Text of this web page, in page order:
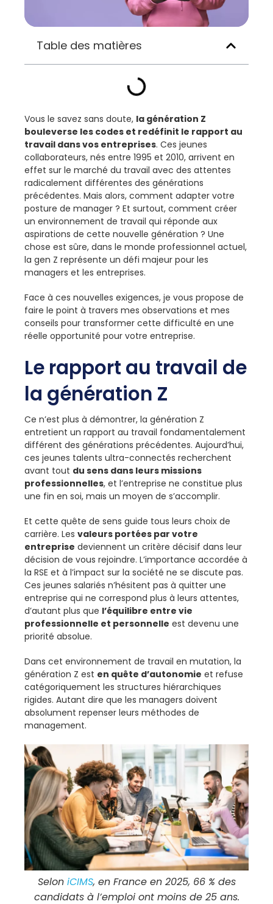
Table des matières
Vous le savez sans doute, la génération Z
bouleverse les codes et redéfinit le rapport au
travail dans vos entreprises. Ces jeunes
collaborateurs, nés entre 1995 et 2010, arrivent en
effet sur le marché du travail avec des attentes
radicalement différentes des générations
précédentes. Mais alors, comment adapter votre
posture de manager ? Et surtout, comment créer
un environnement de travail qui réponde aux
aspirations de cette nouvelle génération ? Une
chose est sûre, dans le monde professionnel actuel,
la gen Z représente un défi majeur pour les
managers et les entreprises.
Face à ces nouvelles exigences, je vous propose de
faire le point à travers mes observations et mes
conseils pour transformer cette difficulté en une
réelle opportunité pour votre entreprise.
Le rapport au travail de
la génération Z
Ce n’est plus à démontrer, la génération Z
entretient un rapport au travail fondamentalement
différent des générations précédentes. Aujourd’hui,
ces jeunes talents ultra-connectés recherchent
avant tout du sens dans leurs missions
professionnelles, et l’entreprise ne constitue plus
une fin en soi, mais un moyen de s’accomplir.
Et cette quête de sens guide tous leurs choix de
carrière. Les valeurs portées par votre
entreprise deviennent un critère décisif dans leur
décision de vous rejoindre. L’importance accordée à
la RSE et à l’impact sur la société ne se discute pas.
Ces jeunes salariés n’hésitent pas à quitter une
entreprise qui ne correspond plus à leurs attentes,
d’autant plus que l’équilibre entre vie
professionnelle et personnelle est devenu une
priorité absolue.
Dans cet environnement de travail en mutation, la
génération Z est en quête d’autonomie et refuse
catégoriquement les structures hiérarchiques
rigides. Autant dire que les managers doivent
absolument repenser leurs méthodes de
management.
Selon iCIMS, en France en 2025, 66 % des
candidats à l’emploi ont moins de 25 ans.